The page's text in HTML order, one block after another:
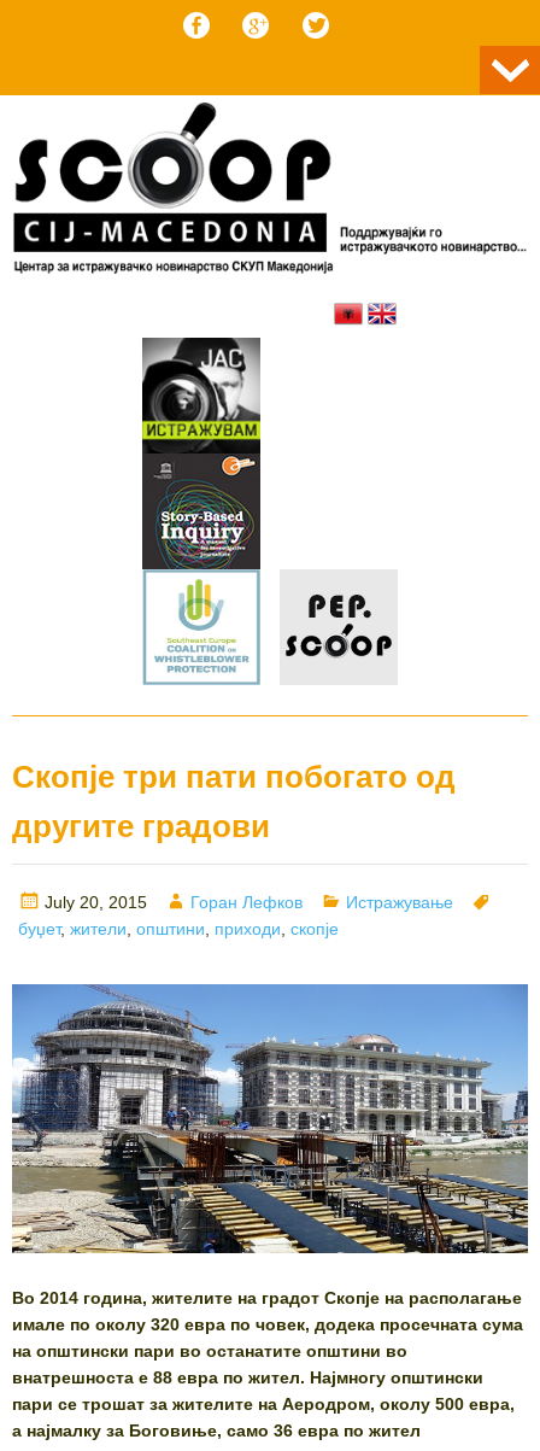
Скопје три пати побогато од
другите градови
Posted
on
July 20, 2015 Author
Горан Лефков Categories
Истражување
буџет, жители општини приходи скопје
Во 2014 година, жителите на градот Скопје на располагање
имале по околу 320 евра по човек, додека просечната сума
на општински пари во останатите општини во
внатрешноста е 88 евра по жител. Најмногу општински
пари се трошат за жителите на Аеродром, околу 500 евра,
а најмалку за Боговиње, само 36 евра по жител